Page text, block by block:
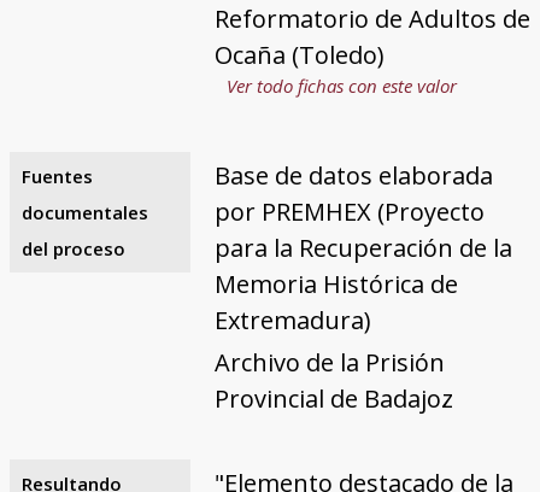
Reformatorio de Adultos de
Ocaña (Toledo)
Ver todo fichas con este valor
Fuentes
documentales
del proceso
Base de datos elaborada
por PREMHEX (Proyecto
para la Recuperación de la
Memoria Histórica de
Extremadura)
Archivo de la Prisión
Provincial de Badajoz
Resultando "Elemento destacado de la